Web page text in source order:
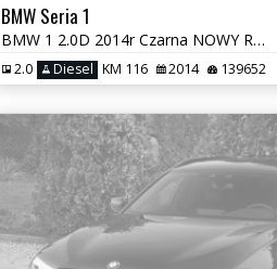
BMW Seria 1
BMW 1 2.0D 2014r Czarna NOWY ROZRZĄD 100% Bezwypadkowa Tylko 139tys km
2.0 Diesel KM 116 2014 139652